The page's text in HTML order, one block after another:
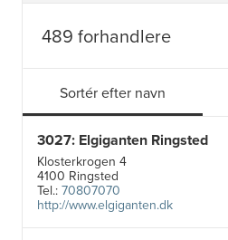
489 forhandlere
Sortér efter navn
3027: Elgiganten Ringsted
Klosterkrogen 4
4100 Ringsted
Tel.:70807070
http://www.elgiganten.dk